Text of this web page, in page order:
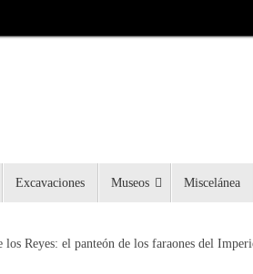
Excavaciones Museos Miscelánea
los Reyes: el panteón de los faraones del